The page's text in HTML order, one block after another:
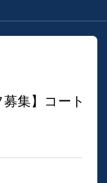
募集】コート